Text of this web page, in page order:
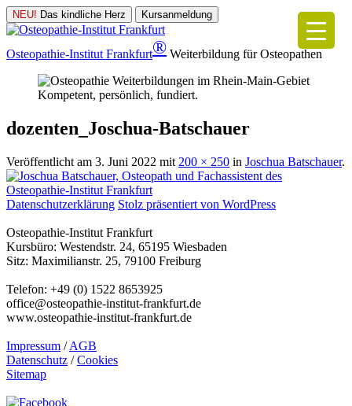
NEU! Das kindliche Herz Kursanmeldung
Osteopathie-Institut Frankfurt® Weiterbildung für Osteopathen
Kompetent, persönlich, fundiert.
dozenten_Joschua-Batschauer
Veröffentlicht am 3. Juni 2022 mit 200 × 250 in Joschua Batschauer.
Datenschutzerklärung Stolz präsentiert von WordPress
Osteopathie-Institut Frankfurt
Kursbüro: Westendstr. 24, 65195 Wiesbaden
Sitz: Maximilianstr. 25, 79100 Freiburg
Telefon: +49 (0) 1522 8653925
office@osteopathie-institut-frankfurt.de
www.osteopathie-institut-frankfurt.de
Impressum /AGB
Datenschutz /Cookies
Sitemap